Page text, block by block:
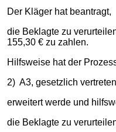
Der Kläger hat beantragt,
die Beklagte zu
155,30 € zu zahlen.
Hilfsweise hat der
2) A3, gesetzlich
erweitert werde und
die Beklagte zu